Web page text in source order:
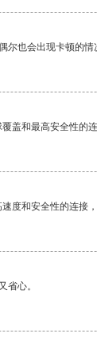
也会出现卡顿的情
盖和最高安全性的连
度和安全性的连接
省心。